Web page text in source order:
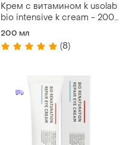
Кpeм с витaминoм k usolab
bio intensive k cream - 200
мл
200 мл
(8)